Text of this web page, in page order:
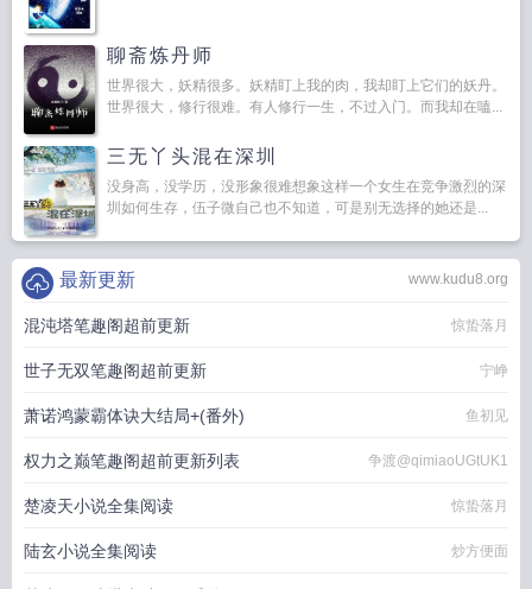
聊斋炼丹师
世界很大，妖精很多。妖精盯上我的肉，我却盯上它们的妖丹。
世界很大，修行很难。有人修行一生，不过入门。而我却在嗑...
三无丫头混在深圳
没身高，没学历，没形象很难想象这样一个女生在竞争激烈的深
圳如何生存，伍子微自己也不知道，可是别无选择的她还是...
www.kudu8.org
最新更新
混沌塔笔趣阁超前更新 惊蛰落月
世子无双笔趣阁超前更新 宁峥
萧诺鸿蒙霸体诀大结局+(番外) 鱼初见
权力之巅笔趣阁超前更新列表 争渡@qimiaoUGtUK1
楚凌天小说全集阅读 惊蛰落月
陆玄小说全集阅读 炒方便面